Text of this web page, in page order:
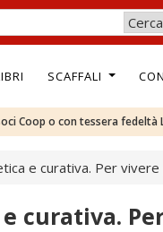
SCAFFALI
Coop o con tessera
e curativa. Per vivere
curativa.